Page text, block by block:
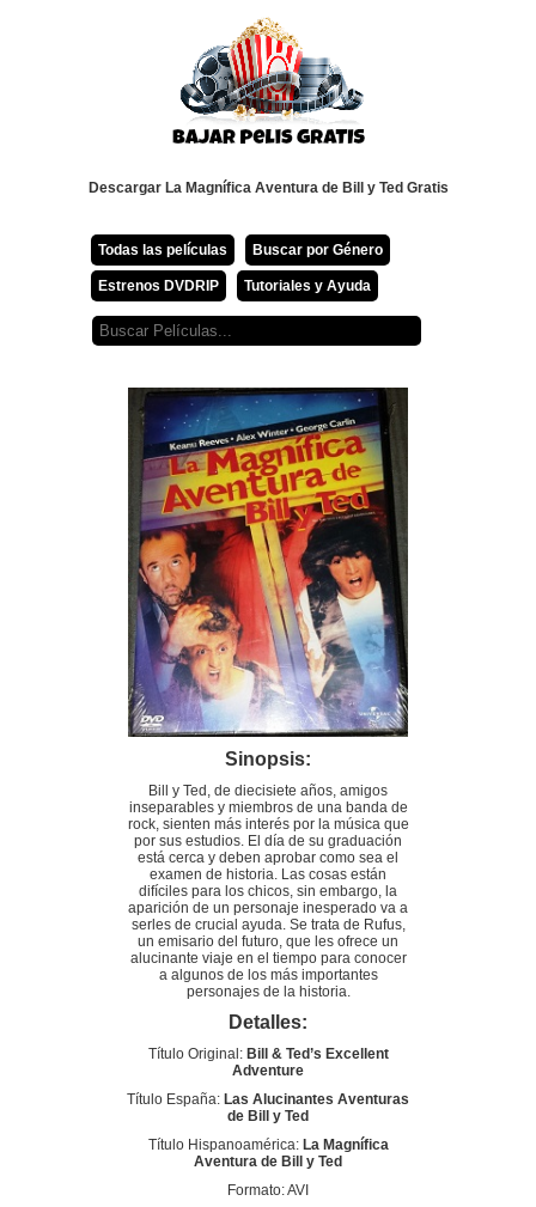
Descargar La Magnífica Aventura de Bill y Ted Gratis
Todas las películas Buscar por Género
Estrenos DVDRIP Tutoriales y Ayuda
Sinopsis:
Bill y Ted, de diecisiete años, amigos
inseparables y miembros de una banda de
rock, sienten más interés por la música que
por sus estudios. El día de su graduación
está cerca y deben aprobar como sea el
examen de historia. Las cosas están
difíciles para los chicos, sin embargo, la
aparición de un personaje inesperado va a
serles de crucial ayuda. Se trata de Rufus,
un emisario del futuro, que les ofrece un
alucinante viaje en el tiempo para conocer
a algunos de los más importantes
personajes de la historia.
Detalles:
Título Original: Bill & Ted’s Excellent
Adventure
Título España: Las Alucinantes Aventuras
de Bill y Ted
Título Hispanoamérica: La Magnífica
Aventura de Bill y Ted
Formato: AVI